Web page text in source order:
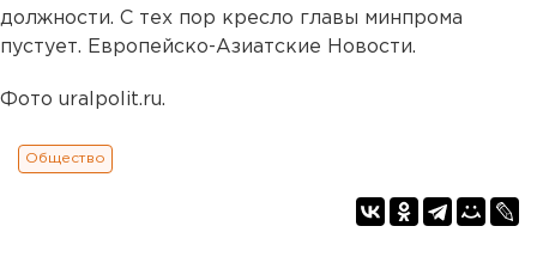
должности. С тех пор кресло главы минпрома
пустует. Европейско-Азиатские Новости.
Фото uralpolit.ru.
Общество